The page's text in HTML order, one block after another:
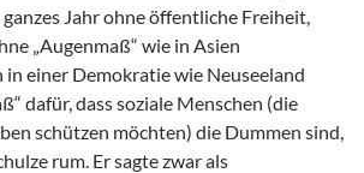
ganzes Jahr ohne öffentliche Freiheit,
„Augenmaß“ wie in Asien
einer Demokratie wie Neuseeland
dafür, dass soziale Menschen (die
schützen möchten) die Dummen sind,
rum. Er sagte zwar als